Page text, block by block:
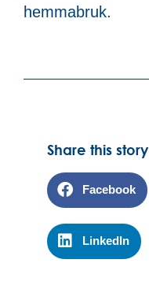
hemmabruk.
Share this story
Facebook
LinkedIn